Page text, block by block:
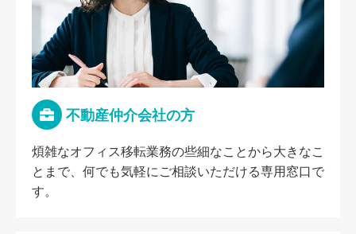
不動産仲介会社の方
煩雑なオフィス移転業務の些細なことから大きなこ
とまで、何でも気軽にご相談いただける専用窓口で
す。